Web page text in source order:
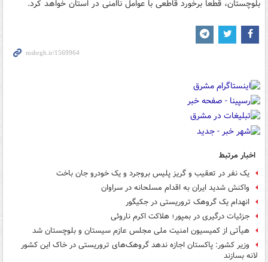
بلوچستان، قطعاً برخورد قاطعی با عوامل ناامنی در استان خواهد کرد.
اخبار مرتبط
یک نفر در تعقیب و گریز پلیس بروجرد و یک خودرو جان باخت
واکنش شدید ایران به اقدام مسلحانه در سراوان
انهدام یک گروهک تروریستی در جکیگور
جزئیات درگیری در بمپور؛ هلاکت اکرم ناروئی
هیأتی از کمیسیون امنیت ملی مجلس عازم سیستان و بلوچستان شد
وزیر کشور: پاکستان اجازه ندهد گروهک‌های تروریستی در خاک این کشور
لانه بسازند